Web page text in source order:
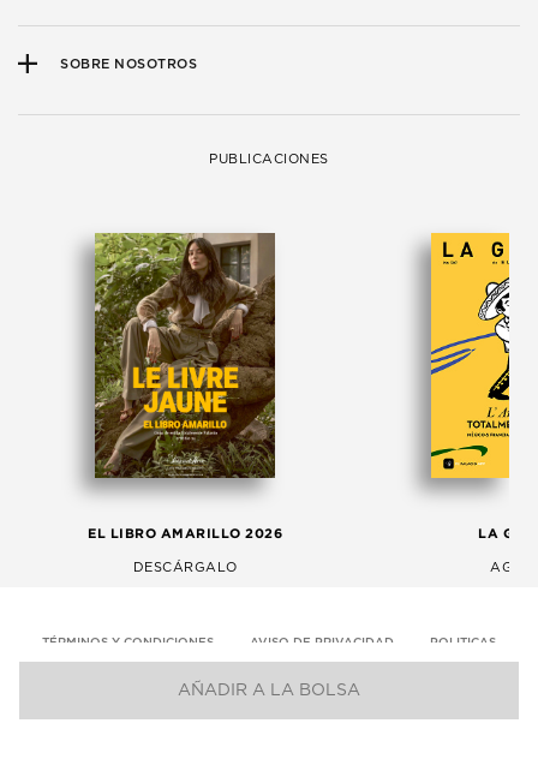
AÑADIR A LA BOLSA
SOBRE NOSOTROS
PUBLICACIONES
EL LIBRO AMARILLO 2026
DESCÁRGALO
LA
TÉRMINOS Y CONDICIONES AVISO DE PRIVACIDAD POLITICAS